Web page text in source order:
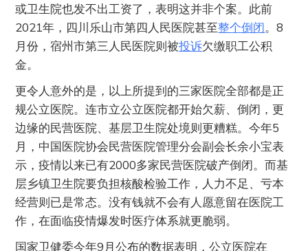
或卫生院也发不出工资了，表明这并非个案。此前
2021年，四川乐山市第四人民医院甚至整个倒闭。8
月份，宿州市第三人民医院则被投诉欠缴职工公积
金。
更令人意外的是，以上所提到的三家医院全部都是正
规公立医院。连市立公立医院都开始欠薪、倒闭，更
边缘的民营医院、基层卫生院处境则更糟糕。今年5
月，中国医院协会民营医院管理分会副会长余小宝表
示，疫情以来已有2000多家民营医院破产倒闭。而基
层乡镇卫生院要负担核酸检验工作，人力不足、亏本
经营则已是常态。没有钱就不会有人愿意留在医院工
作，在面临疫情爆发时医疗体系就更脆弱。
国家卫健委今年9月公布的数据表明，公立医院在